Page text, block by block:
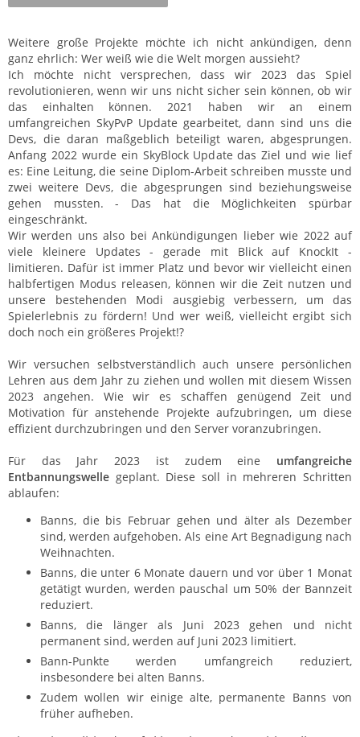
Weitere große Projekte möchte ich nicht ankündigen, denn
ganz ehrlich: Wer weiß wie die Welt morgen aussieht?
Ich möchte nicht versprechen, dass wir 2023 das Spiel
revolutionieren, wenn wir uns nicht sicher sein können, ob wir
das einhalten können. 2021 haben wir an einem
umfangreichen SkyPvP Update gearbeitet, dann sind uns die
Devs, die daran maßgeblich beteiligt waren, abgesprungen.
Anfang 2022 wurde ein SkyBlock Update das Ziel und wie lief
es: Eine Leitung, die seine Diplom-Arbeit schreiben musste und
zwei weitere Devs, die abgesprungen sind beziehungsweise
gehen mussten. - Das hat die Möglichkeiten spürbar
eingeschränkt.
Wir werden uns also bei Ankündigungen lieber wie 2022 auf
viele kleinere Updates - gerade mit Blick auf KnockIt -
limitieren. Dafür ist immer Platz und bevor wir vielleicht einen
halbfertigen Modus releasen, können wir die Zeit nutzen und
unsere bestehenden Modi ausgiebig verbessern, um das
Spielerlebnis zu fördern! Und wer weiß, vielleicht ergibt sich
doch noch ein größeres Projekt!?
Wir versuchen selbstverständlich auch unsere persönlichen
Lehren aus dem Jahr zu ziehen und wollen mit diesem Wissen
2023 angehen. Wie wir es schaffen genügend Zeit und
Motivation für anstehende Projekte aufzubringen, um diese
effizient durchzubringen und den Server voranzubringen.
Für das Jahr 2023 ist zudem eine umfangreiche
Entbannungswelle geplant. Diese soll in mehreren Schritten
ablaufen:
Banns, die bis Februar gehen und älter als Dezember
sind, werden aufgehoben. Als eine Art Begnadigung nach
Weihnachten.
Banns, die unter 6 Monate dauern und vor über 1 Monat
getätigt wurden, werden pauschal um 50% der Bannzeit
reduziert.
Banns, die länger als Juni 2023 gehen und nicht
permanent sind, werden auf Juni 2023 limitiert.
Bann-Punkte werden umfangreich reduziert,
insbesondere bei alten Banns.
Zudem wollen wir einige alte, permanente Banns von
früher aufheben.